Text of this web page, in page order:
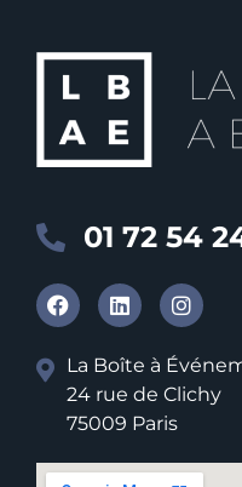
01 72 54
La Boîte à
24 rue de Clichy
75009 Paris